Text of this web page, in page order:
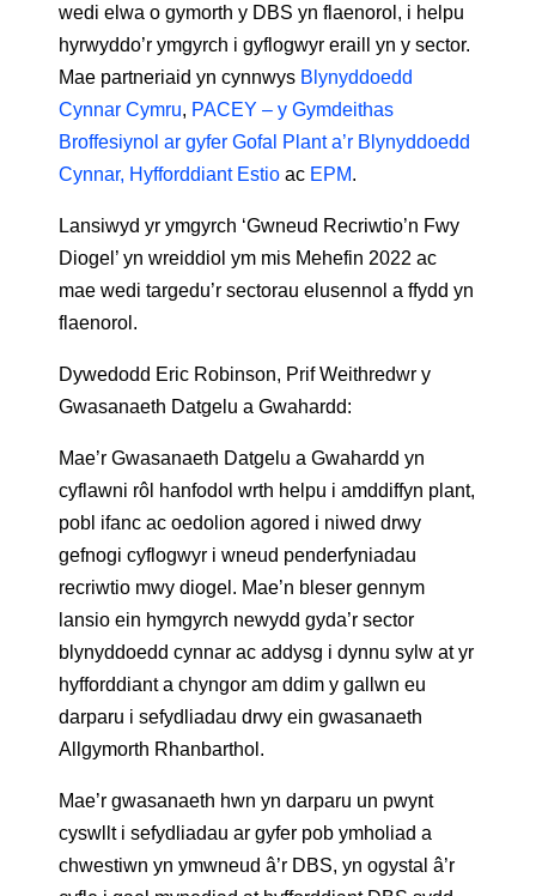
wedi elwa o gymorth y DBS yn flaenorol, i helpu
hyrwyddo’r ymgyrch i gyflogwyr eraill yn y sector.
Mae partneriaid yn cynnwys Blynyddoedd
Cynnar Cymru, PACEY – y Gymdeithas
Broffesiynol ar gyfer Gofal Plant a’r Blynyddoedd
Cynnar, Hyfforddiant Estio ac EPM.
Lansiwyd yr ymgyrch ‘Gwneud Recriwtio’n Fwy
Diogel’ yn wreiddiol ym mis Mehefin 2022 ac
mae wedi targedu’r sectorau elusennol a ffydd yn
flaenorol.
Dywedodd Eric Robinson, Prif Weithredwr y
Gwasanaeth Datgelu a Gwahardd:
Mae’r Gwasanaeth Datgelu a Gwahardd yn
cyflawni rôl hanfodol wrth helpu i amddiffyn plant,
pobl ifanc ac oedolion agored i niwed drwy
gefnogi cyflogwyr i wneud penderfyniadau
recriwtio mwy diogel. Mae’n bleser gennym
lansio ein hymgyrch newydd gyda’r sector
blynyddoedd cynnar ac addysg i dynnu sylw at yr
hyfforddiant a chyngor am ddim y gallwn eu
darparu i sefydliadau drwy ein gwasanaeth
Allgymorth Rhanbarthol.
Mae’r gwasanaeth hwn yn darparu un pwynt
cyswllt i sefydliadau ar gyfer pob ymholiad a
chwestiwn yn ymwneud â’r DBS, yn ogystal â’r